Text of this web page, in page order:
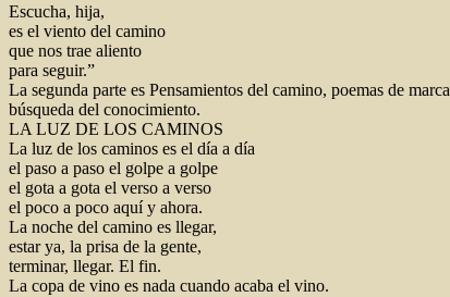
Escucha, hija,
es el viento del camino
que nos trae aliento
para seguir.”
La segunda parte es Pensamientos del camino, poemas de
búsqueda del conocimiento.
LA LUZ DE LOS CAMINOS
La luz de los caminos es el día a día
el paso a paso el golpe a golpe
el gota a gota el verso a verso
el poco a poco aquí y ahora.
La noche del camino es llegar,
estar ya, la prisa de la gente,
terminar, llegar. El fin.
La copa de vino es nada cuando acaba el vino.